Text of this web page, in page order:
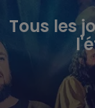
Tous les